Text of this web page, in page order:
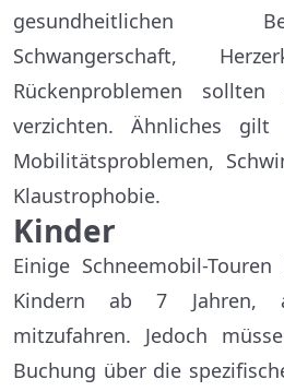
gesundheitlichen
Schwangerschaft,
Rückenproblemen
verzichten. Ähnliches
Mobilitätsproblemen,
Klaustrophobie.
Kinder
Einige Schneemobil-
Kindern ab 7 Jahren,
mitzufahren. Jedoch
Buchung über die